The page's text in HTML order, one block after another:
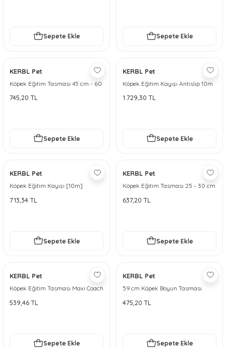
Sepete Ekle Sepete Ekle
KERBL Pet
Köpek Eğitim Tasması 45 cm - 60
745,20 TL
Sepete Ekle
KERBL Pet
Köpek Eğitim Kayışı Antislip 10m
1.729,30 TL
Sepete Ekle
KERBL Pet
Köpek Eğitim Kayışı [10m]
713,34 TL
Sepete Ekle
KERBL Pet
Köpek Eğitim Tasması 25 - 30 cm
637,20 TL
Sepete Ekle
KERBL Pet
Köpek Eğitim Tasması Maxi Coach
539,46 TL
Sepete Ekle
KERBL Pet
59 cm Köpek Boyun Tasması
475,20 TL
Sepete Ekle